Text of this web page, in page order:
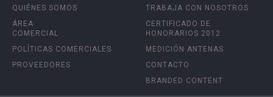
QUIÉNES SOMOS
ÁREA
COMERCIAL
POLÍTICAS COMERCIALES
PROVEEDORES
TRABAJA CON NOSOTROS
CERTIFICADO DE
HONORARIOS 2012
MEDICIÓN ANTENAS
CONTACTO
BRANDED CONTENT